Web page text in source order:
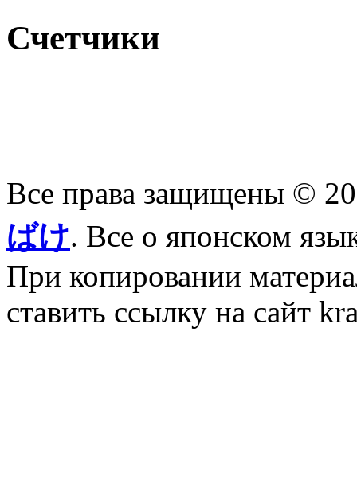
Счетчики
Все права защищены ©
ばけ. Все о японском
При копировании
ставить ссылку на сайт